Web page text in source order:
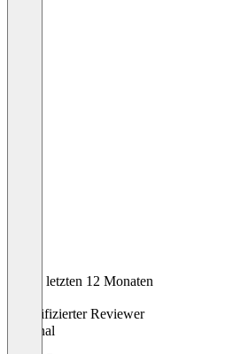
In den letzten 12 Monaten
Verifizierter Reviewer
Personal